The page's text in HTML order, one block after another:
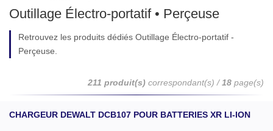
Outillage Électro-portatif • Perçeuse
Retrouvez les produits dédiés Outillage Électro-portatif -
Perçeuse.
211 produit(s) correspondant(s) /18 page(s)
CHARGEUR DEWALT DCB107 POUR BATTERIES XR LI-ION